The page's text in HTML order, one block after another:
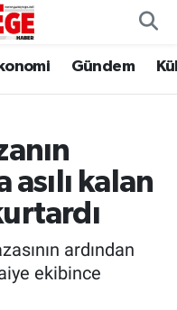
Gündem
kalan
ardından
ekibince
Fikstür